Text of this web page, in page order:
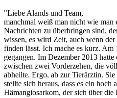
"Liebe Alands und Team,
manchmal weiß man nicht wie man
Nachrichten zu überbringen sind,
wissen, es wird Zeit, auch wenn
finden lässt. Ich mache es kurz.
gegangen. Im Dezember 2013
zwischen zwei Vorderzehen, die
abheilte. Ergo, ab zur Tierärztin.
stellte sich heraus, dass es ein hoch
Hämangiosarkom, der sich über die